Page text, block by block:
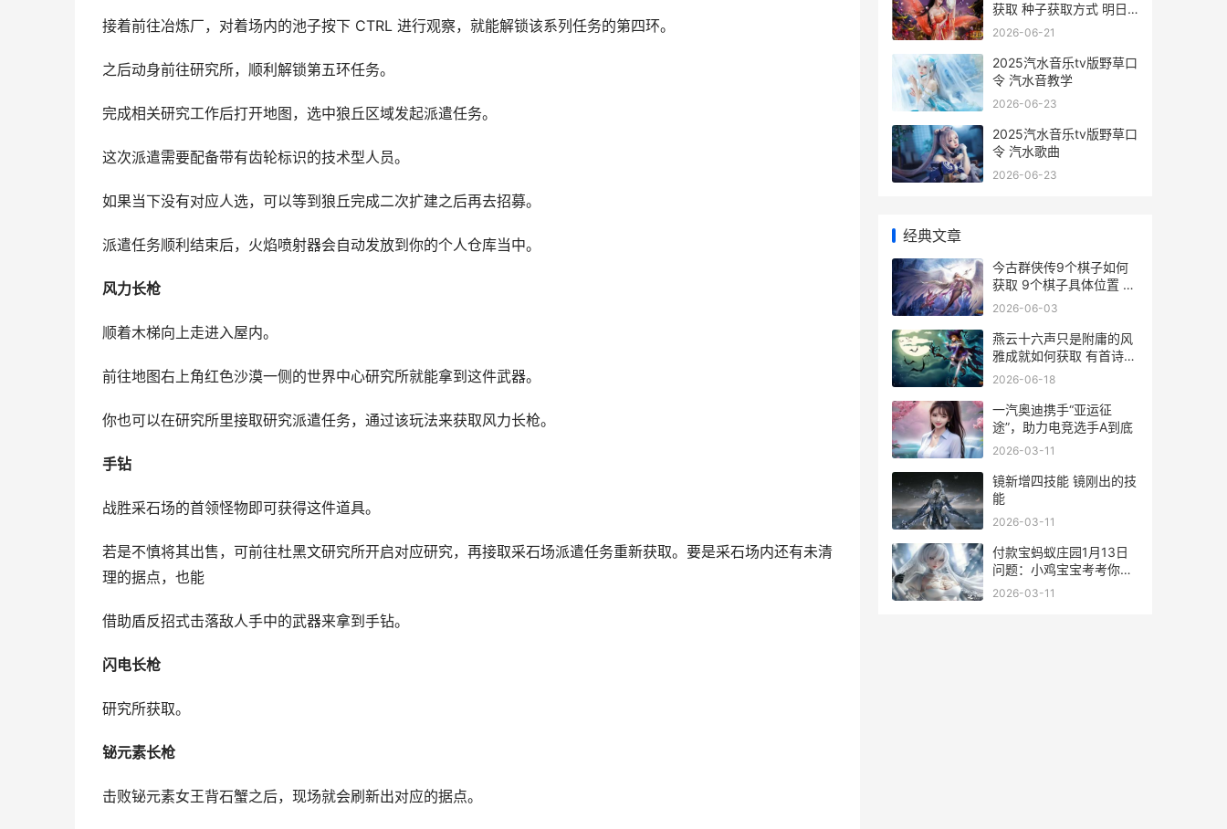
接着前往冶炼厂，对着场内的池子按下 CTRL 进行观察，就能解锁该系列任务的第四环。
之后动身前往研究所，顺利解锁第五环任务。
完成相关研究工作后打开地图，选中狼丘区域发起派遣任务。
这次派遣需要配备带有齿轮标识的技术型人员。
如果当下没有对应人选，可以等到狼丘完成二次扩建之后再去招募。
派遣任务顺利结束后，火焰喷射器会自动发放到你的个人仓库当中。
风力长枪
顺着木梯向上走进入屋内。
前往地图右上角红色沙漠一侧的世界中心研究所就能拿到这件武器。
你也可以在研究所里接取研究派遣任务，通过该玩法来获取风力长枪。
手钻
战胜采石场的首领怪物即可获得这件道具。
若是不慎将其出售，可前往杜黑文研究所开启对应研究，再接取采石场派遣任务重新获取。要是采石场内还有未清
理的据点，也能
借助盾反招式击落敌人手中的武器来拿到手钻。
闪电长枪
研究所获取。
铋元素长枪
击败铋元素女王背石蟹之后，现场就会刷新出对应的据点。
获取 种子获取方式 明日
方舟终末地云游戏官网
2026-06-21
2025汽水音乐tv版野草口
令 汽水音教学
2026-06-23
2025汽水音乐tv版野草口
令 汽水歌曲
2026-06-23
经典文章
今古群侠传9个棋子如何
获取 9个棋子具体位置 金
古群侠传门派攻略
2026-06-03
燕云十六声只是附庸的风
雅成就如何获取 有首诗提
到燕云十六州的诗
2026-06-18
一汽奥迪携手“亚运征
途”，助力电竞选手A到底
2026-03-11
镜新增四技能 镜刚出的技
能
2026-03-11
付款宝蚂蚁庄园1月13日
问题：小鸡宝宝考考你：
非遗手工艺“糖画”跟那种
2026-03-11